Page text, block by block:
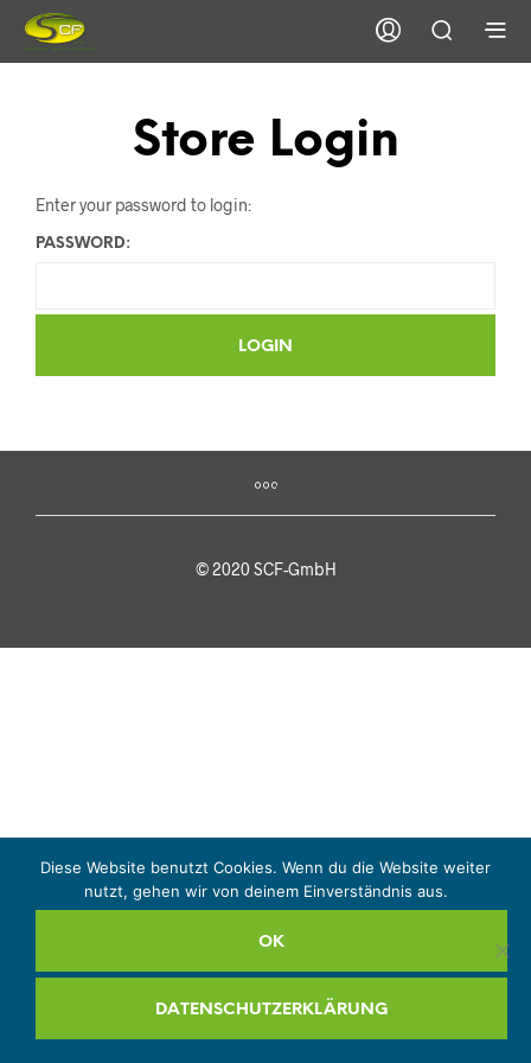
Store Login
Enter your password to login:
PASSWORD:
© 2020 SCF-GmbH
Diese Website benutzt Cookies. Wenn du die Website weiter
nutzt, gehen wir von deinem Einverständnis aus.
OK
DATENSCHUTZERKLÄRUNG